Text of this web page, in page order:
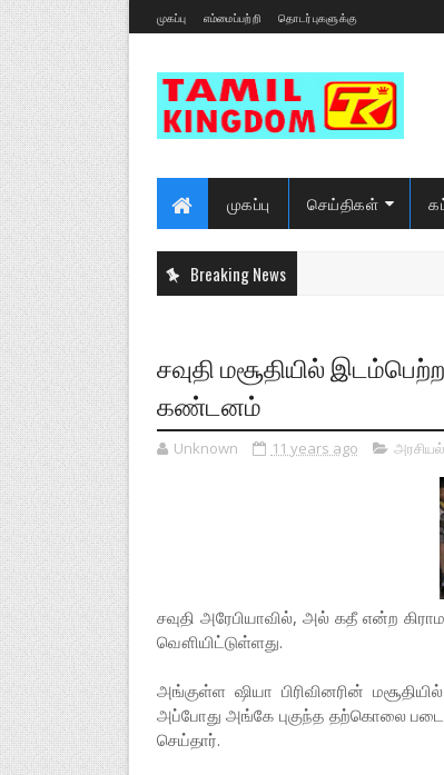
முகப்பு எம்மைப்பற்றி தொடர்புகளுக்கு
முகப்பு செய்திகள்
Breaking News
சவுதி மசூதியில்
கண்டனம்
Unknown 11 years ago அரசியல்
சவுதி அரேபியாவில், அல் கதீ என்ற
வௌியிட்டுள்ளது.
அங்குள்ள ஷியா பிரிவினரின்
அப்போது அங்கே புகுந்த தற்கொலை படை
செய்தார்.